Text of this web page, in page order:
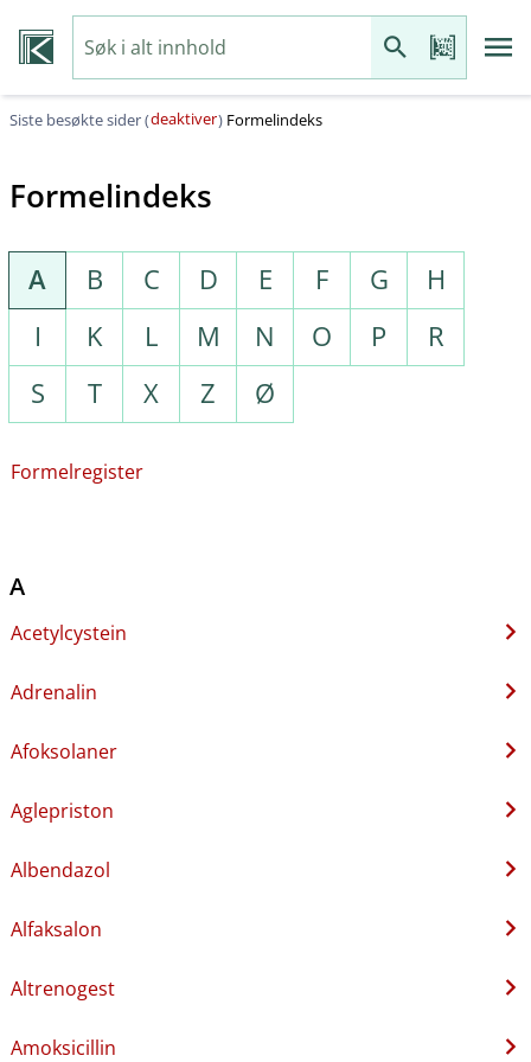
Siste besøkte sider (deaktiver) Formelindeks
Formelindeks
A B C D E F G
H
I
K L M N O P
R
S
T X Z Ø
Formelregister
A
Acetylcystein
Adrenalin
Afoksolaner
Aglepriston
Albendazol
Alfaksalon
Altrenogest
Amoksicillin